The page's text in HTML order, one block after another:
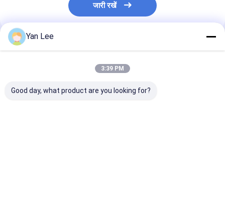
जारी रखें
अनुशंसित उत्पाद
Yan Lee
3:39 PM
Good day, what product are you looking for?